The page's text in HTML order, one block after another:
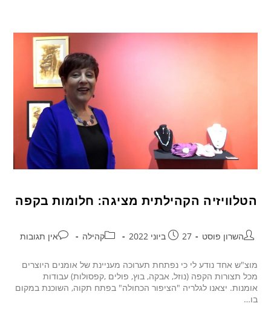
הטלוויזיה הקהילתית מציגה: חלומות בקפה
השרון פוסט 27 ביוני 2022 קהילה אין תגובות
מוצ"ש אחד נודע לי כי נפתחת תערוכה מעניינת של אומנים היוצרים
מכל תצורות הקפה (נוזל, אבקה, בוץ, פולים ,קפסולות) עבודות
אומנות. יצאנו לגלריה "הציפור הכחולה" בפתח תקוה, השוכנת במקום
בו…